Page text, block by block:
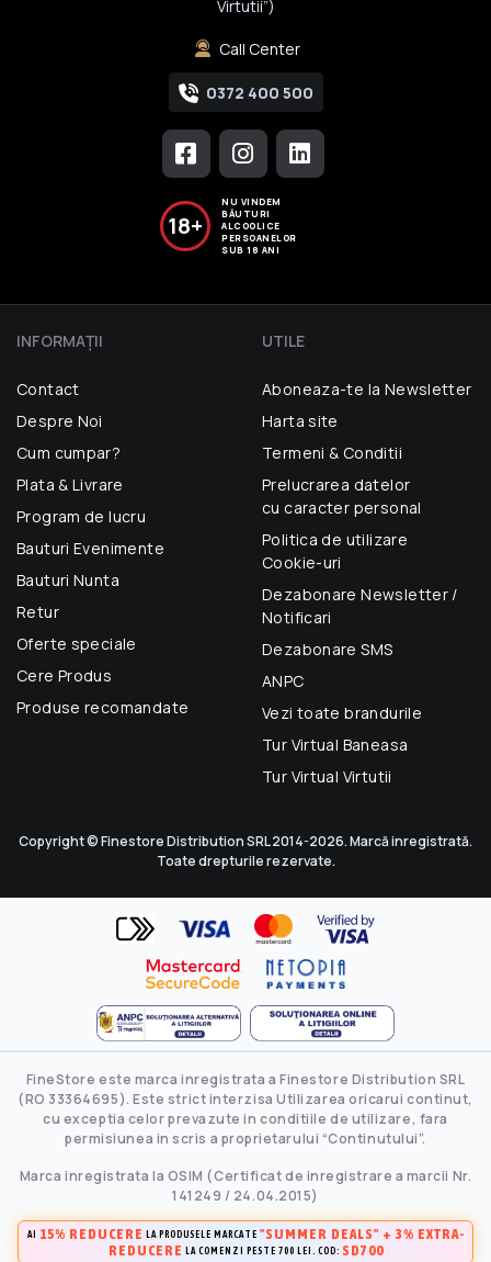
Virtutii”)
Call Center
0372 400 500
18+
NU VINDEM
BĂUTURI
ALCOOLICE
PERSOANELOR
SUB 18 ANI
INFORMAŢII
Contact
Despre Noi
Cum cumpar?
Plata & Livrare
Program de lucru
Bauturi Evenimente
Bauturi Nunta
Retur
Oferte speciale
Cere Produs
Produse recomandate
UTILE
Aboneaza-te la Newsletter
Harta site
Termeni & Conditii
Prelucrarea datelor
cu caracter personal
Politica de utilizare
Cookie-uri
Dezabonare Newsletter /
Notificari
Dezabonare SMS
ANPC
Vezi toate brandurile
Tur Virtual Baneasa
Tur Virtual Virtutii
Copyright © Finestore Distribution SRL 2014-2026. Marcă inregistrată.
Toate drepturile rezervate.
FineStore este marca inregistrata a Finestore Distribution SRL
(RO 33364695). Este strict interzisa Utilizarea oricarui continut,
cu exceptia celor prevazute in conditiile de utilizare, fara
permisiunea in scris a proprietarului “Continutului”.
Marca inregistrata la OSIM (Certificat de inregistrare a marcii Nr.
141249 / 24.04.2015)
AI 15% REDUCERE LA PRODUSELE MARCATE "SUMMER DEALS" + 3% EXTRA-
REDUCERE LA COMENZI PESTE 700 LEI. COD: SD700